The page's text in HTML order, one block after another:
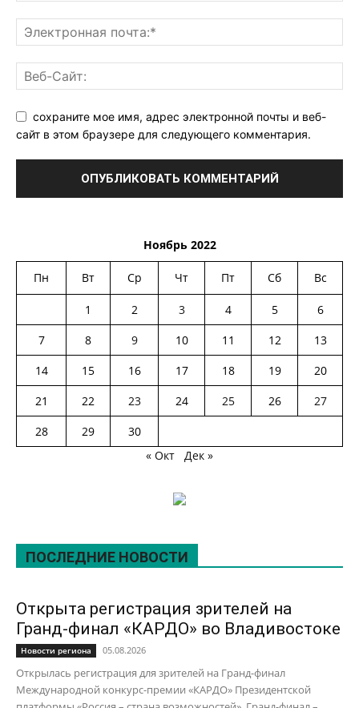
сохраните мое имя, адрес электронной почты и веб-
сайт в этом браузере для следующего комментария.
Ноябрь 2022
Пн Вт Ср Чт Пт Сб Вс
1 2 3 4 5
6
7
8 9 10 11 12
13
14
15 16 17 18 19
20
21
22 23 24 25 26
27
28
29
30
« Окт
Дек »
ПОСЛЕДНИЕ НОВОСТИ
Открыта регистрация зрителей на
Гранд-финал «КАРДО» во Владивостоке
Новости региона 05.08.2026
Открылась регистрация для зрителей на Гранд-финал
Международной конкурс-премии «КАРДО» Президентской